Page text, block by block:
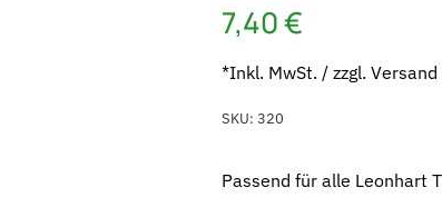
7,40€
*Inkl. MwSt. / zzgl. Versand
SKU: 320
Passend für alle Leonhart